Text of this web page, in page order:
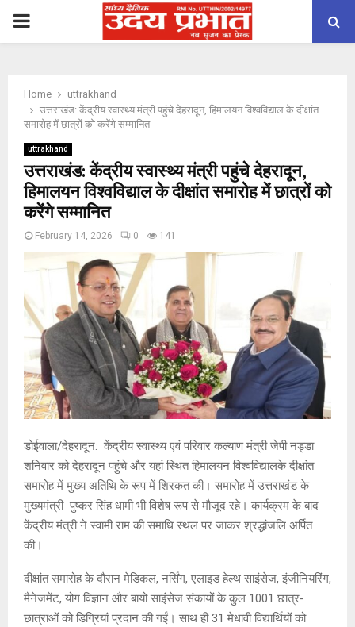
PRIMARY
Home
uttrakhand
उत्तराखंड: केंद्रीय स्वास्थ्य मंत्री पहुंचे देहरादून, हिमालयन विश्वविद्याल के दीक्षांत
समारोह में छात्रों को करेंगे सम्मानित
uttrakhand
उत्तराखंड: केंद्रीय स्वास्थ्य मंत्री पहुंचे देहरादून,
हिमालयन विश्वविद्याल के दीक्षांत समारोह में छात्रों को
करेंगे सम्मानित
February 14, 2026 0 141
डोईवाला/देहरादून: केंद्रीय स्वास्थ्य एवं परिवार कल्याण मंत्री जेपी नड्डा
शनिवार को देहरादून पहुंचे और यहां स्थित हिमालयन विश्वविद्यालके दीक्षांत
समारोह में मुख्य अतिथि के रूप में शिरकत की। समारोह में उत्तराखंड के
मुख्यमंत्री पुष्कर सिंह धामी भी विशेष रूप से मौजूद रहे। कार्यक्रम के बाद
केंद्रीय मंत्री ने स्वामी राम की समाधि स्थल पर जाकर श्रद्धांजलि अर्पित
की।
दीक्षांत समारोह के दौरान मेडिकल, नर्सिंग, एलाइड हेल्थ साइंसेज, इंजीनियरिंग,
मैनेजमेंट, योग विज्ञान और बायो साइंसेज संकायों के कुल 1001 छात्र-
छात्राओं को डिग्रियां प्रदान की गईं। साथ ही 31 मेधावी विद्यार्थियों को